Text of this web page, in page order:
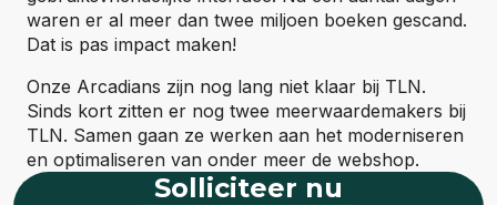
waren er al meer dan twee miljoen boeken gescand.
Dat is pas impact maken!
Onze Arcadians zijn nog lang niet klaar bij TLN.
Sinds kort zitten er nog twee meerwaardemakers bij
TLN. Samen gaan ze werken aan het moderniseren
en optimaliseren van onder meer de webshop.
Solliciteer nu